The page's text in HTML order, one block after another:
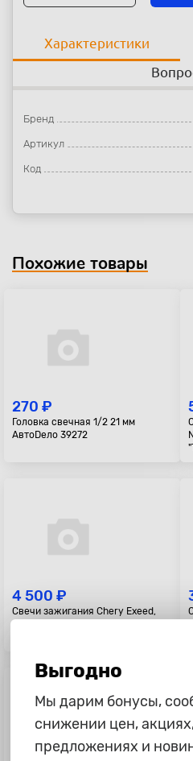
Характеристики
Бренд
Артикул
Код
Похожие товары
270 ₽
Головка свечная 1/2 21 мм
АвтоDело 39272
4 500 ₽
Свечи зажигания Chery Exeed,
Выгодно
Мы дарим бонусы,
снижении цен,
предложениях и